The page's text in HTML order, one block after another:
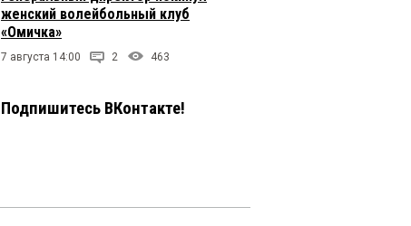
женский волейбольный клуб
«Омичка»
7 августа 14:00 2 463
Подпишитесь ВКонтакте!